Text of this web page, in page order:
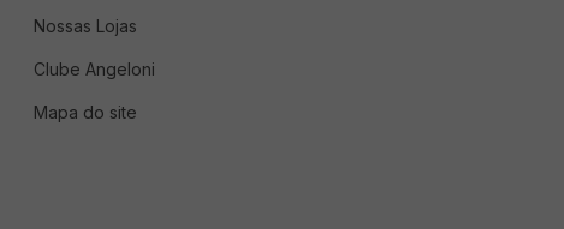
Nossas Lojas
Clube Angeloni
Mapa do site